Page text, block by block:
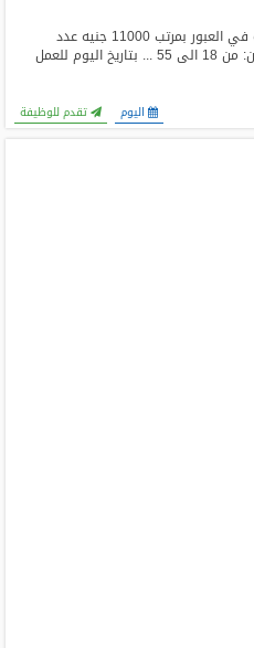
مطلوب عمال انتاج مصنع اسماك مجمده في العبور بمرتب 11000 جنيه عدد
ساعات العمل: 12 ساعه يوجد سكن السن: من 18 الى 55 ... بتاريخ اليوم للعمل
اليوم تقدم للوظيفة